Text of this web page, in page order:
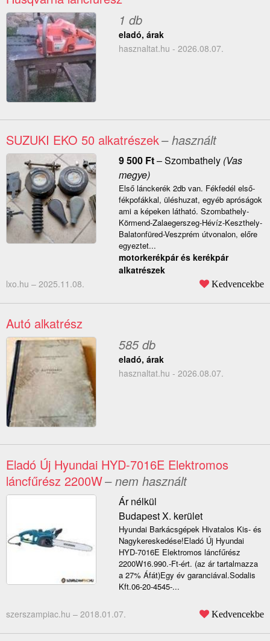
1 db
eladó, árak
hasznaltat.hu - 2026.08.07.
SUZUKI EKO 50 alkatrészek– használt
9 500 Ft–Szombathely(Vas
megye)
Első lánckerék 2db van. Fékfedél első-
fékpofákkal, üléshuzat, egyéb apróságok
ami a képeken látható. Szombathely-
Körmend-Zalaegerszeg-Hévíz-Keszthely-
Balatonfüred-Veszprém útvonalon, előre
egyeztet...
motorkerékpár és kerékpár
alkatrészek
lxo.hu – 2025.11.08. Kedvencekbe
Autó alkatrész
585 db
eladó, árak
hasznaltat.hu - 2026.08.07.
Eladó Új Hyundai HYD-7016E Elektromos
láncfűrész 2200W– nem használt
Ár nélkül
Budapest X. kerület
Hyundai Barkácsgépek Hivatalos Kis- és
Nagykereskedése!Eladó Új Hyundai
HYD-7016E Elektromos láncfűrész
2200W16.990.-Ft-ért. (az ár tartalmazza
a 27% Áfát)Egy év garanciával.Sodalis
Kft.06-20-4545-...
szerszampiac.hu – 2018.01.07. Kedvencekbe